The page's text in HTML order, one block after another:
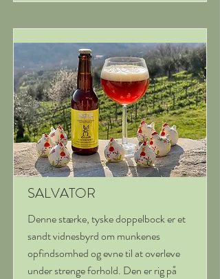
SALVATOR
Denne stærke, tyske doppelbock er et
sandt vidnesbyrd om munkenes
opfindsomhed og evne til at overleve
under strenge forhold. Den er rig på